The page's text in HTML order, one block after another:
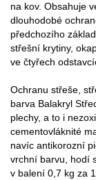
na kov. Obsahuje
dlouhodobé
předchozího
střešní krytiny,
ve čtyřech
Ochranu střeše,
barva Balakryl
plechy, a to i
cementovláknité
navíc antikorozní
vrchní barvu, hodí
v balení 0,7 kg za